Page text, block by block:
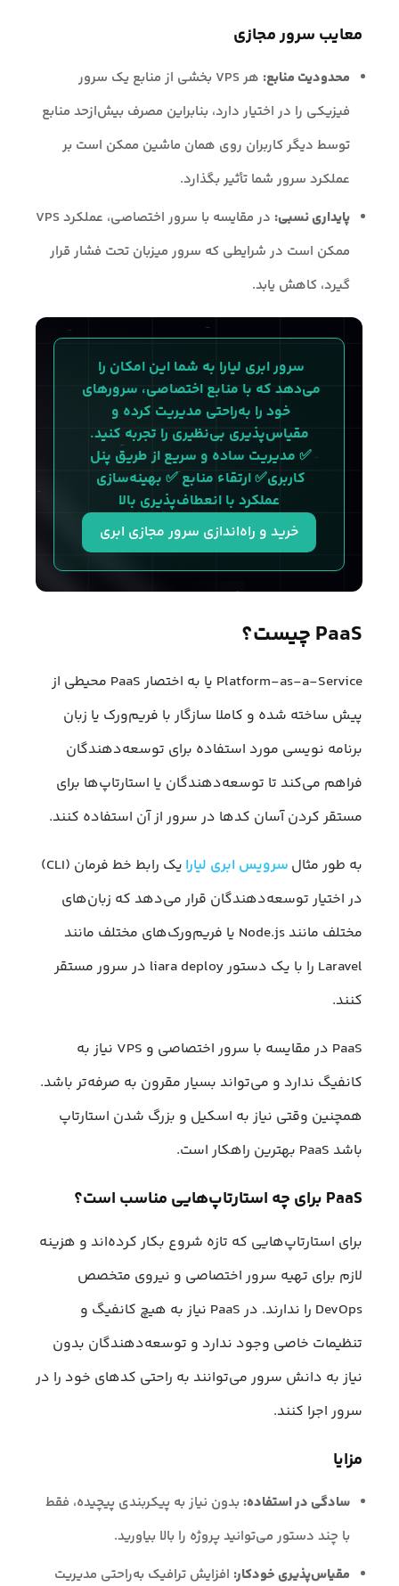
معایب سرور مجازی
محدودیت منابع:
هر VPS بخشی از منابع یک سرور
فیزیکی را در اختیار دارد، بنابراین مصرف بیش‌ازحد منابع
توسط دیگر کاربران روی همان ماشین ممکن است بر
عملکرد سرور شما تأثیر بگذارد.
پایداری نسبی:
در مقایسه با سرور اختصاصی، عملکرد VPS
ممکن است در شرایطی که سرور میزبان تحت فشار قرار
گیرد، کاهش یابد.
سرور ابری لیارا به شما این امکان را
می‌دهد که با منابع اختصاصی، سرورهای
خود را به‌راحتی مدیریت کرده و
مقیاس‌پذیری بی‌نظیری را تجربه کنید.
✅ مدیریت ساده و سریع از طریق پنل
کاربری✅ ارتقاء منابع ✅ بهینه‌سازی
عملکرد با انعطاف‌پذیری بالا
خرید و راه‌اندازی سرور مجازی ابری
PaaS چیست؟
Platform-as-a-Service یا به اختصار PaaS محیطی از
پیش ساخته شده و کاملا سازگار با فریم‌ورک یا زبان
برنامه نویسی مورد استفاده برای توسعه‌دهندگان
فراهم ‌می‌کند تا توسعه‌دهندگان یا استارتاپ‌ها برای
مستقر کردن آسان کد‌ها در سرور از آن استفاده کنند.
به طور مثال سرویس ابری لیارا
یک رابط خط فرمان (CLI)
در اختیار توسعه‌دهندگان قرار می‌دهد که زبان‌های
مختلف مانند Node.js یا فریم‌ورک‌‌های مختلف مانند
Laravel را با یک دستور liara deploy در سرور مستقر
کنند.
PaaS در مقایسه با سرور اختصاصی و VPS نیاز به
کانفیگ ندارد و می‌تواند بسیار مقرون به صرفه‌تر باشد.
همچنین وقتی نیاز به اسکیل و بزرگ شدن استارتاپ
باشد PaaS بهترین راهکار است.
PaaS برای چه استارتاپ‌هایی مناسب است؟
برای استارتاپ‌هایی که تازه شروع بکار کرده‌اند و هزینه
لازم برای تهیه سرور اختصاصی و نیروی متخصص
DevOps را ندارند. در PaaS نیاز به هیچ کانفیگ و
تنظیمات خاصی وجود ندارد و توسعه‌دهندگان بدون
نیاز به دانش سرور می‌توانند به راحتی کد‌های خود را در
سرور اجرا کنند.
مزایا
سادگی در استفاده: بدون نیاز به پیکربندی پیچیده، فقط
با چند دستور می‌توانید پروژه را بالا بیاورید.
مقیاس‌پذیری خودکار: افزایش ترافیک به‌راحتی مدیریت